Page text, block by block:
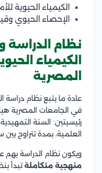
الكيمياء الحيوية
الإحصاء الحيوي
نظام الدراسة
الكيمياء
المصرية
عادة ما يتبع نظام دراسة
في الجامعات المصرية
رئيسيتين: السنة
العلمية، بمدة تتراوح بين سنتين
ويكون نظام الدراسة بهم
منهجية متكاملةتبدأ